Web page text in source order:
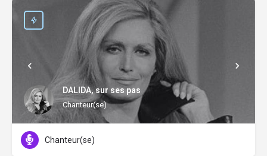
DALIDA, sur ses pas
Chanteur(se)
Chanteur(se)